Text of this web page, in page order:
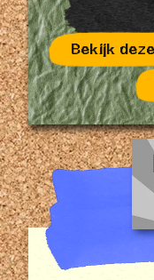
Bekijk